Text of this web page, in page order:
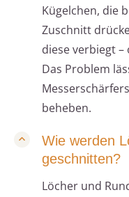
Kügelchen, die
Zuschnitt
diese verbiegt
Das Problem
beheben.
Wie werden
geschnitten?
Löcher und